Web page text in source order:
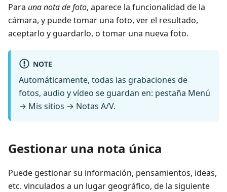
Para una nota de foto, aparece la funcionalidad de la
cámara, y puede tomar una foto, ver el resultado,
aceptarlo y guardarlo, o tomar una nueva foto.
NOTE
Automáticamente, todas las grabaciones de
fotos, audio y vídeo se guardan en: pestaña Menú
→ Mis sitios → Notas A/V.
Gestionar una nota única
Puede gestionar su información, pensamientos, ideas,
etc. vinculados a un lugar geográfico, de la siguiente